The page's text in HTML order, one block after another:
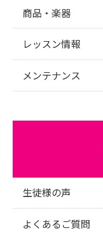
商品・楽器
レッスン情報
メンテナンス
生徒様の声
よくあるご質問